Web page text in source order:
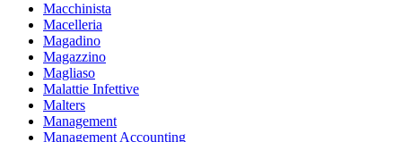
Macchinista
Macelleria
Magadino
Magazzino
Magliaso
Malattie Infettive
Malters
Management
Management Accounting